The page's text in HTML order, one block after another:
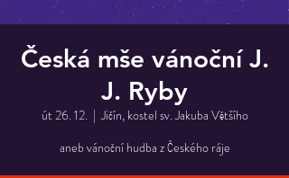
Česká mše vánoční J.
J. Ryby
út 26. 12.
  |
Jičín, kostel sv. Jakuba Většího
aneb vánoční hudba z Českého ráje